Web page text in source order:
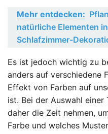
Mehr entdecken:
natürliche Elementen
Schlafzimmer-
Es ist jedoch wichtig zu
anders auf verschiedene
Effekt von Farben auf
ist. Bei der Auswahl
daher die Zeit nehmen,
Farbe und welches